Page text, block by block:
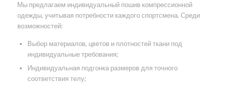
Мы предлагаем индивидуальный пошив компрессионной
одежды, учитывая потребности каждого спортсмена. Среди
возможностей:
Выбор материалов, цветов и плотностей ткани под
индивидуальные требования;
Индивидуальная подгонка размеров для точного
соответствия телу;